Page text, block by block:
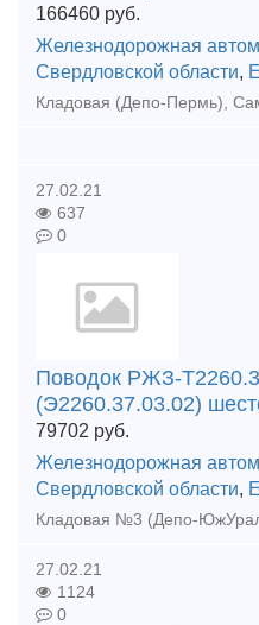
166460 руб.
Железнодорожная
Свердловской области,
27.02.21
637
0
Поводок РЖЗ-
(Э2260.37.03.02)
79702 руб.
Железнодорожная
Свердловской области,
27.02.21
1124
0